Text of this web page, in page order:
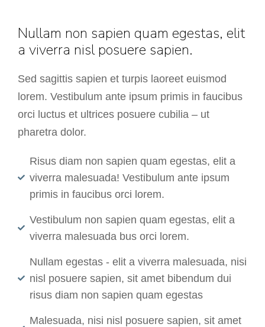
Nullam non sapien quam egestas, elit
a viverra nisl posuere sapien.
Sed sagittis sapien et turpis laoreet euismod
lorem. Vestibulum ante ipsum primis in faucibus
orci luctus et ultrices posuere cubilia – ut
pharetra dolor.
Risus diam non sapien quam egestas, elit a
viverra malesuada! Vestibulum ante ipsum
primis in faucibus orci lorem.
Vestibulum non sapien quam egestas, elit a
viverra malesuada bus orci lorem.
Nullam egestas - elit a viverra malesuada, nisi
nisl posuere sapien, sit amet bibendum dui
risus diam non sapien quam egestas
Malesuada, nisi nisl posuere sapien, sit amet